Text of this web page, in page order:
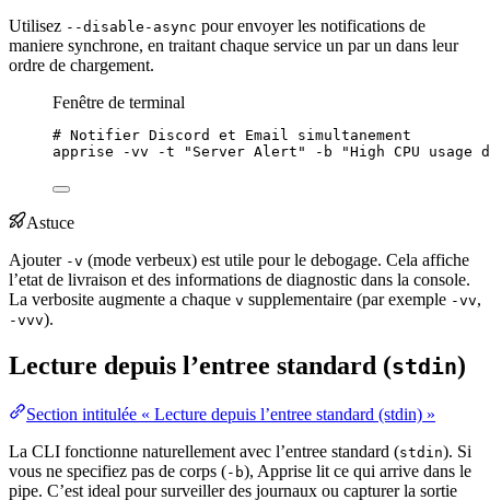
Utilisez --disable-async pour envoyer les notifications de
maniere synchrone, en traitant chaque service un par un dans leur
ordre de chargement.
Fenêtre de terminal
# Notifier Discord et Email simultanement
apprise
-vv -t " Server Alert " -b "High CPU usage
Astuce
Ajouter -v (mode verbeux) est utile pour le debogage. Cela affiche
l’etat de livraison et des informations de diagnostic dans la console.
La verbosite augmente a chaque v supplementaire (par exemple -vv,
-vvv).
Lecture depuis l’entree standard (stdin)
Section intitulée « Lecture depuis l’entree standard (stdin) »
La CLI fonctionne naturellement avec l’entree standard (stdin). Si
vous ne specifiez pas de corps (-b), Apprise lit ce qui arrive dans le
pipe. C’est ideal pour surveiller des journaux ou capturer la sortie